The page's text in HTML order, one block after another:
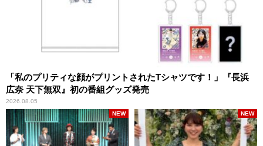
「私のプリティな顔がプリントされたTシャツです！」『長浜
広奈 天下無双』初の番組グッズ発売
2026.08.05
NEW NEW